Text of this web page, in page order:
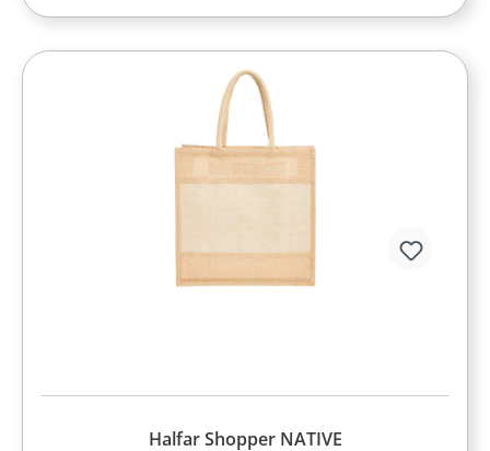
Halfar Shopper NATIVE